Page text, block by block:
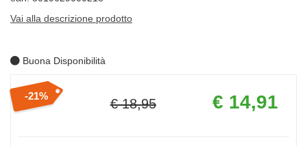
Vai alla descrizione prodotto
Buona Disponibilità
Sconto
21%
€ 18,95
Prezzo
scontato
€ 14,91